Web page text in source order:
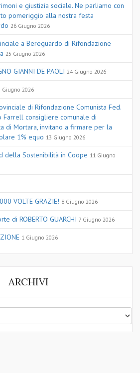
e giustizia sociale. Ne parliamo con
pomeriggio alla nostra festa
26 Giugno 2026
a Bereguardo di Rifondazione
25 Giugno 2026
GIANNI DE PAOLI 24 Giugno 2026
Giugno 2026
di Rifondazione Comunista Fed.
Farrell consigliere comunale di
di Mortara, invitano a firmare per la
1% equo 13 Giugno 2026
della Sostenibilità in Coope 11 Giugno
VOLTE GRAZIE! 8 Giugno 2026
di ROBERTO GUARCHI 7 Giugno 2026
1 Giugno 2026
ARCHIVI